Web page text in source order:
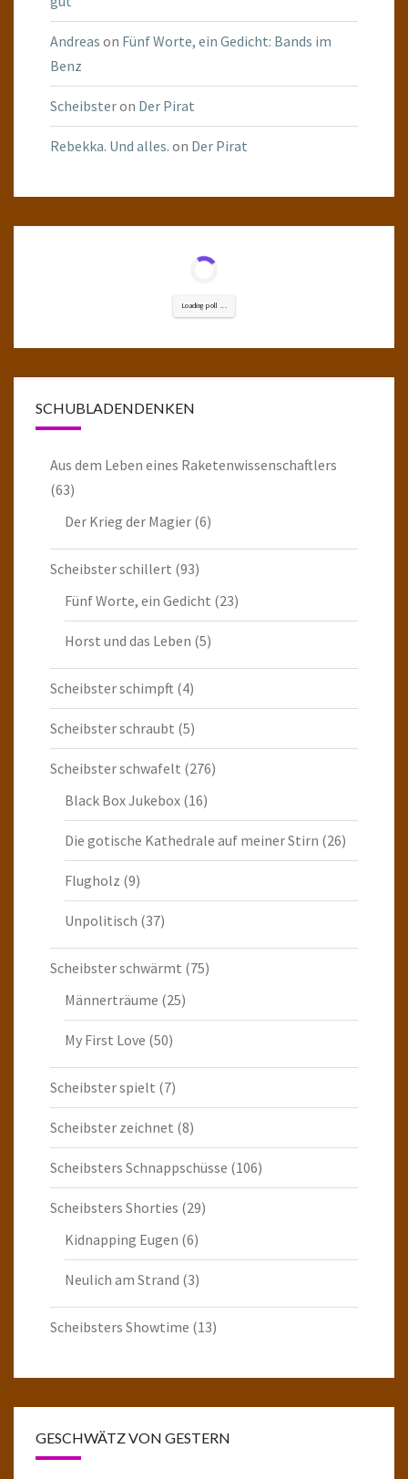
Andreas on Fünf Worte, ein Gedicht: Bands im
Benz
Scheibsteron Der Pirat
Rebekka. Und alles. on Der Pirat
Loading poll ...
SCHUBLADENDENKEN
Aus dem Leben eines Raketenwissenschaftlers
(63)
Der Krieg der Magier (6)
Scheibster schillert (93)
Fünf Worte, ein Gedicht (23)
Horst und das Leben (5)
Scheibster schimpft (4)
Scheibster schraubt (5)
Scheibster schwafelt (276)
Black Box Jukebox (16)
Die gotische Kathedrale auf meiner Stirn (26)
Flugholz (9)
Unpolitisch (37)
Scheibster schwärmt (75)
Männerträume (25)
My First Love (50)
Scheibster spielt (7)
Scheibster zeichnet (8)
Scheibsters Schnappschüsse (106)
Scheibsters Shorties (29)
Kidnapping Eugen (6)
Neulich am Strand (3)
Scheibsters Showtime (13)
GESCHWÄTZ VON GESTERN